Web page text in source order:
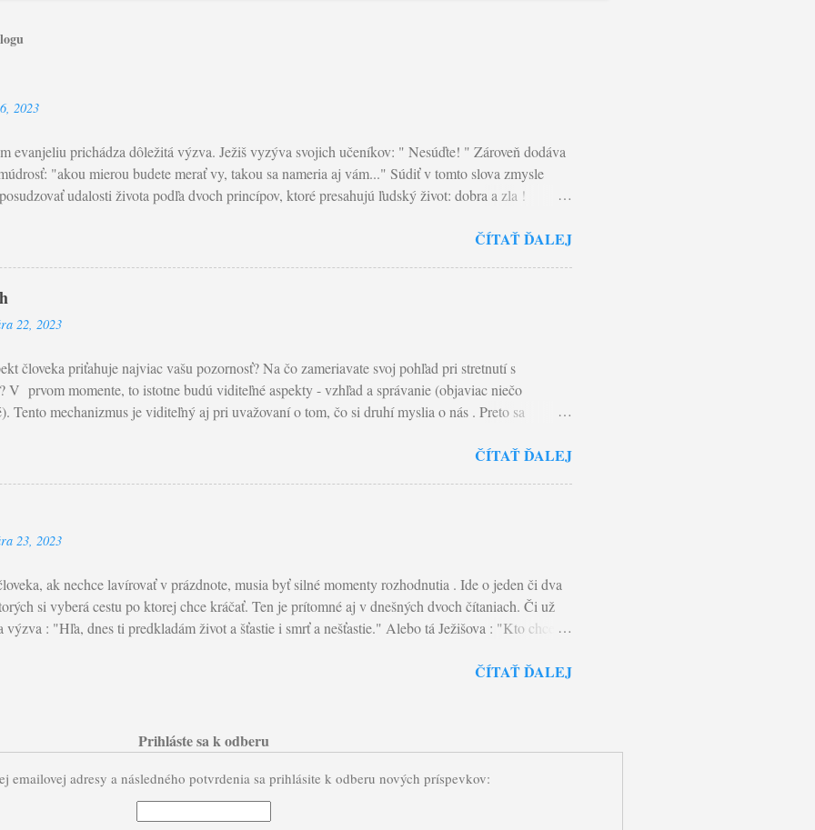
2023
evanjeliu prichádza dôležitá výzva. Ježiš vyzýva svojich učeníkov: " Nesúďte! " Zároveň dodáva
"akou mierou budete merať vy, takou sa nameria aj vám..." Súdiť v tomto slova zmysle
udalosti života podľa dvoch princípov, ktoré presahujú ľudský život: dobra a zla !
zlo a dobro. Problém nášho posudzovania tkvie ešte v jednej veci - tým najčastejšie
k pokore modliť sa slová z Modlitba Pána: Odpusť nám naše viny, ako i my odpúšťame
Mt 7,1-5: Ježiš povedal svojim učeníkom: „Nesúďte, aby ste neboli súdení. Lebo ako
ČÍTAŤ ĎALEJ
22, 2023
človeka priťahuje najviac vašu pozornosť? Na čo zameriavate svoj pohľad pri stretnutí s
V prvom momente, to istotne budú viditeľné aspekty - vzhľad a správanie (objaviac niečo
Tento mechanizmus je viditeľný aj pri uvažovaní o tom, čo si druhí myslia o nás . Preto sa
a psychológie sa nachádza v dnešných Ježišových slovách, ktoré čítame v Matúšovom evanjeliu
bol: Nebeský Otec . Pri realizácii, nezabúdajúc na slová sv. Pavla: "Každý tak, ako si
ČÍTAŤ ĎALEJ
23, 2023
ak nechce lavírovať v prázdnote, musia byť silné momenty rozhodnutia . Ide o jeden či dva
si vyberá cestu po ktorej chce kráčať. Ten je prítomné aj v dnešných dvoch čítaniach. Či už
výzva : "Hľa, dnes ti predkladám život a šťastie i smrť a nešťastie." Alebo tá Ježišova : "Kto chce ísť
sebou prinášajú Božie požehnanie a záchrana život. Prijať a žiť Božie slovo znamená kráčať s
ktorý Boh vdýchol do nás. Lk 9,22-25: Ježiš povedal svojim učeníkom: „Syn človeka musí
starší, veľkňazi a zákonníci ho zavrhnú, zabijú ho, ale on tretieho dňa vstane z mŕtvych.“ A
„K...
ČÍTAŤ ĎALEJ
Prihláste sa k odberu
emailovej adresy a následného potvrdenia sa prihlásite k odberu nových príspevkov: